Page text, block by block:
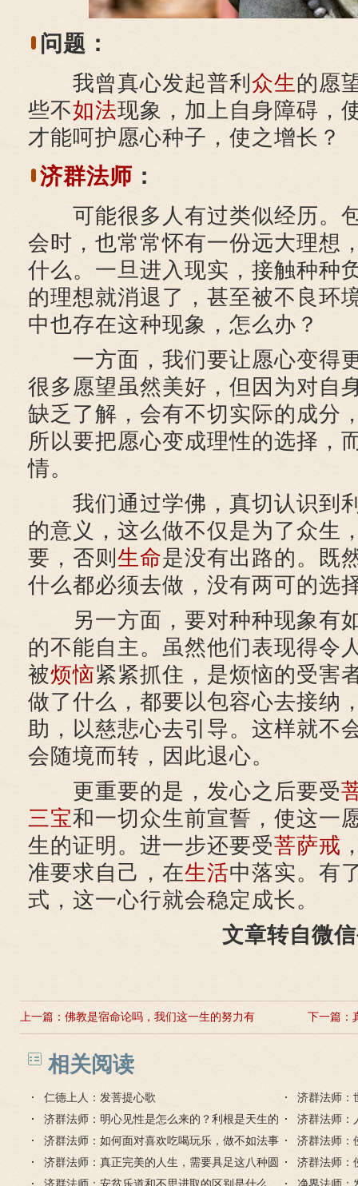
问题：
我曾真心发起普利 众生的愿
些不如法现象，加上自身障碍，
才能呵护愿心种子，使之增长？
济群法师 ：
可能很多人有过类似经历。
会时，也常常怀有一份远大理想
什么。一旦进入现实，接触种种
的理想就消退了，甚至被不良环
中也存在这种现象，怎么办？
一方面，我们要让愿心变得
很多愿望虽然美好，但因为对自
缺乏了解，会有不切实际的成分
所以要把愿心变成理性的选择，
情。
我们通过学佛，真切认识到
的意义，这么做不仅是为了众生
要，否则 生命是没有出路的。既
什么都必须去做，没有两可的选
另一方面，要对种种现象有
的不能自主。虽然他们表现得令
被烦恼紧紧抓住，是烦恼的受害
做了什么，都要以包容心去接纳
助，以慈悲心去引导。这样就不
会随境而转，因此退心。
更重要的是，发心之后要受
三宝和一切众生前宣誓，使这一
生的证明。进一步还要受菩萨戒
准要求自己，在生活中落实。有
式，这一心行就会稳定成长。
文章转自微
上一篇： 佛教是宿命论吗，我们这一生的努力有 下一篇：
相关阅读
仁德上人：发菩提心歌
济群法师：
包容所有人
济群法师：明心见性是怎么来的？利根是天生的
吗？
济群法师：
什么？
济群法师：如何面对喜欢吃喝玩乐，做不如法事
情的朋友？
济群法师
济群法师：真正完美的人生，需要具足这八种圆
济群法师：